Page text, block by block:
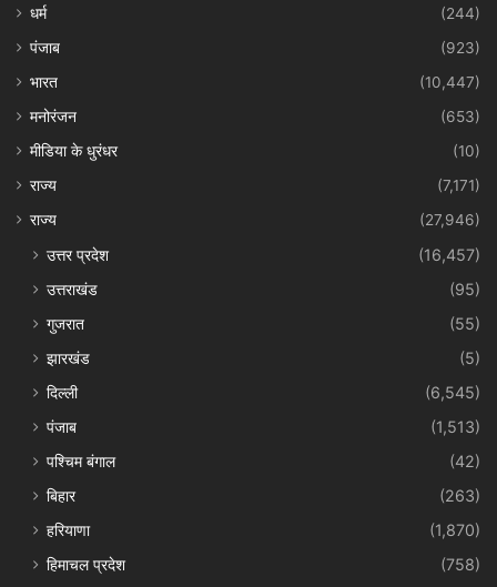
धर्म
(244)
पंजाब
(923)
भारत
(10,447)
मनोरंजन
(653)
मीडिया के धुरंधर
(10)
राज्य
(7,171)
राज्य
(27,946)
उत्तर प्रदेश
(16,457)
उत्तराखंड
(95)
गुजरात
(55)
झारखंड
(5)
दिल्ली
(6,545)
पंजाब
(1,513)
पश्चिम बंगाल
(42)
बिहार
(263)
हरियाणा
(1,870)
हिमाचल प्रदेश
(758)